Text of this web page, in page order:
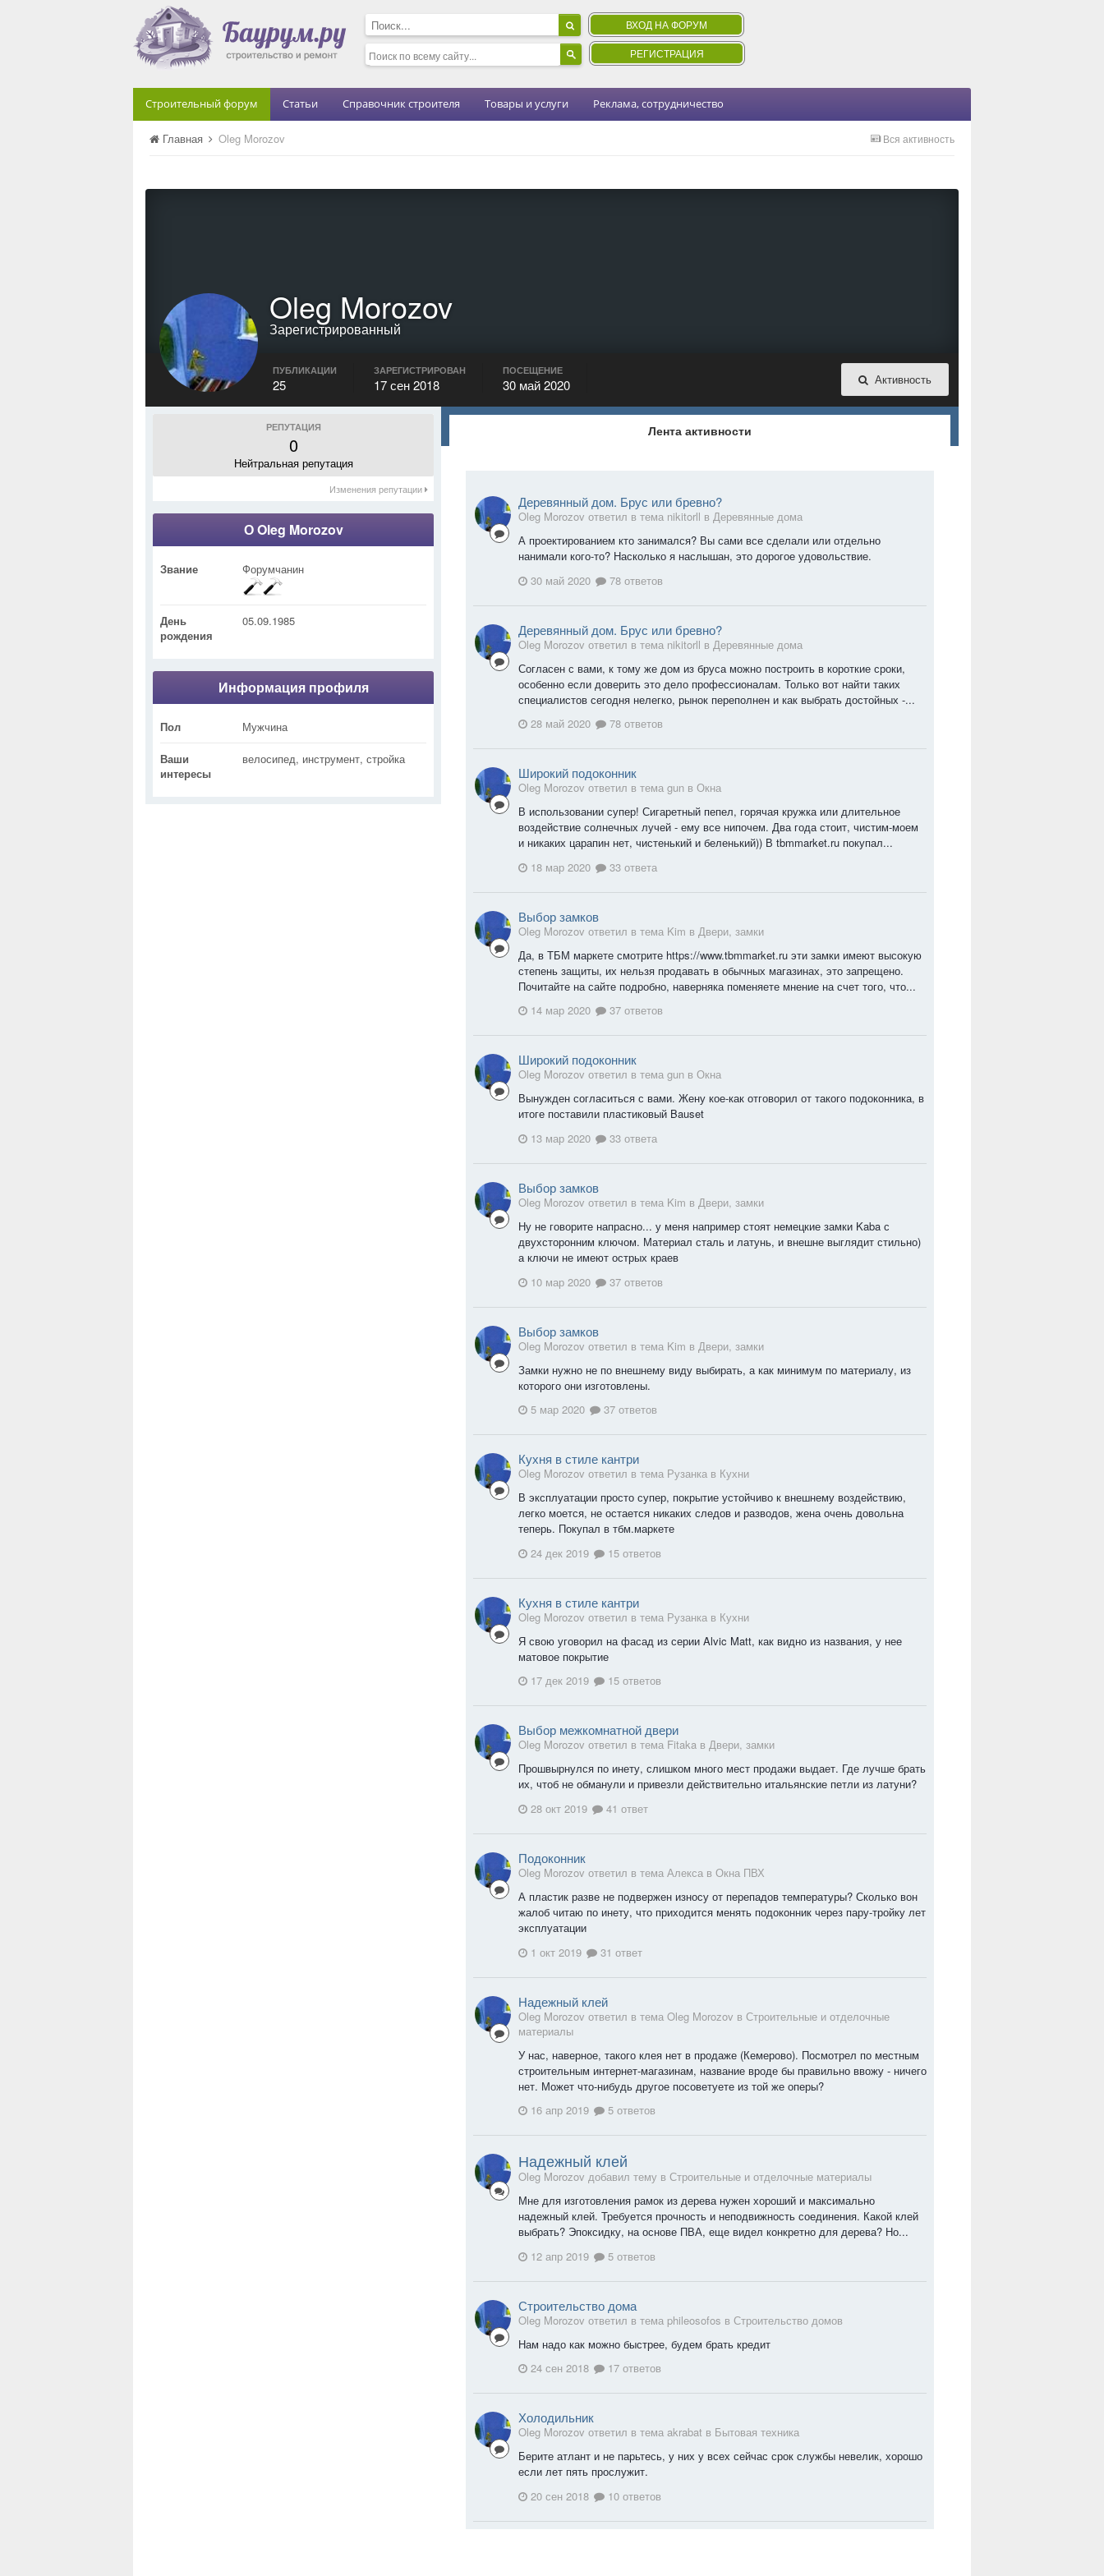
ВХОД НА ФОРУМ
РЕГИСТРАЦИЯ
Строительный форум Статьи Справочник строителя Товары и услуги Реклама, сотрудничество
Вся активность
Главная Oleg Morozov
Oleg Morozov
Зарегистрированный
Активность
ПУБЛИКАЦИИ
25
ЗАРЕГИСТРИРОВАН
17 сен 2018
ПОСЕЩЕНИЕ
30 май 2020
РЕПУТАЦИЯ
0
Нейтральная репутация
Изменения репутации
О Oleg Morozov
Звание Форумчанин
День
рождения
05.09.1985
Информация профиля
Пол Мужчина
Ваши
интересы
велосипед, инструмент, стройка
Лента активности
Деревянный дом. Брус или бревно?
Oleg Morozov ответил в тема nikitorll в Деревянные дома
А проектированием кто занимался? Вы сами все сделали или отдельно
нанимали кого-то? Насколько я наслышан, это дорогое удовольствие.
30 май 2020
78 ответов
Деревянный дом. Брус или бревно?
Oleg Morozov ответил в тема nikitorll в Деревянные дома
Согласен с вами, к тому же дом из бруса можно построить в короткие сроки,
особенно если доверить это дело профессионалам. Только вот найти таких
специалистов сегодня нелегко, рынок переполнен и как выбрать достойных -...
28 май 2020
78 ответов
Широкий подоконник
Oleg Morozov ответил в тема gun в Окна
В использовании супер! Сигаретный пепел, горячая кружка или длительное
воздействие солнечных лучей - ему все нипочем. Два года стоит, чистим-моем
и никаких царапин нет, чистенький и беленький)) В tbmmarket.ru покупал...
18 мар 2020
33 ответа
Выбор замков
Oleg Morozov ответил в тема Kim в Двери, замки
Да, в ТБМ маркете смотрите https://www.tbmmarket.ru эти замки имеют высокую
степень защиты, их нельзя продавать в обычных магазинах, это запрещено.
Почитайте на сайте подробно, наверняка поменяете мнение на счет того, что...
14 мар 2020
37 ответов
Широкий подоконник
Oleg Morozov ответил в тема gun в Окна
Вынужден согласиться с вами. Жену кое-как отговорил от такого подоконника, в
итоге поставили пластиковый Bauset
13 мар 2020
33 ответа
Выбор замков
Oleg Morozov ответил в тема Kim в Двери, замки
Ну не говорите напрасно... у меня например стоят немецкие замки Kaba с
двухсторонним ключом. Материал сталь и латунь, и внешне выглядит стильно)
а ключи не имеют острых краев
10 мар 2020
37 ответов
Выбор замков
Oleg Morozov ответил в тема Kim в Двери, замки
Замки нужно не по внешнему виду выбирать, а как минимум по материалу, из
которого они изготовлены.
5 мар 2020
37 ответов
Кухня в стиле кантри
Oleg Morozov ответил в тема Рузанка в Кухни
В эксплуатации просто супер, покрытие устойчиво к внешнему воздействию,
легко моется, не остается никаких следов и разводов, жена очень довольна
теперь. Покупал в тбм.маркете
24 дек 2019
15 ответов
Кухня в стиле кантри
Oleg Morozov ответил в тема Рузанка в Кухни
Я свою уговорил на фасад из серии Alvic Matt, как видно из названия, у нее
матовое покрытие
17 дек 2019
15 ответов
Выбор межкомнатной двери
Oleg Morozov ответил в тема Fitaka в Двери, замки
Прошвырнулся по инету, слишком много мест продажи выдает. Где лучше брать
их, чтоб не обманули и привезли действительно итальянские петли из латуни?
28 окт 2019
41 ответ
Подоконник
Oleg Morozov ответил в тема Алекса в Окна ПВХ
А пластик разве не подвержен износу от перепадов температуры? Сколько вон
жалоб читаю по инету, что приходится менять подоконник через пару-тройку лет
эксплуатации
1 окт 2019
31 ответ
Надежный клей
Oleg Morozov ответил в тема Oleg Morozov в Строительные и отделочные
материалы
У нас, наверное, такого клея нет в продаже (Кемерово). Посмотрел по местным
строительным интернет-магазинам, название вроде бы правильно ввожу - ничего
нет. Может что-нибудь другое посоветуете из той же оперы?
16 апр 2019
5 ответов
Надежный клей
Oleg Morozov добавил тему в Строительные и отделочные материалы
Мне для изготовления рамок из дерева нужен хороший и максимально
надежный клей. Требуется прочность и неподвижность соединения. Какой клей
выбрать? Эпоксидку, на основе ПВА, еще видел конкретно для дерева? Но...
12 апр 2019
5 ответов
Строительство дома
Oleg Morozov ответил в тема phileosofos в Строительство домов
Нам надо как можно быстрее, будем брать кредит
24 сен 2018
17 ответов
Холодильник
Oleg Morozov ответил в тема akrabat в Бытовая техника
Берите атлант и не парьтесь, у них у всех сейчас срок службы невелик, хорошо
если лет пять прослужит.
20 сен 2018
10 ответов